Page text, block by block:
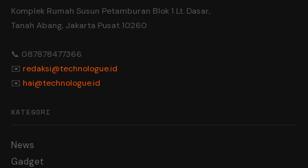
Komplek Rumah Susun Petamburan Blok 1 Lt. Dasar,
Tanah Abang, Jakarta Pusat 10260
📞 087878477366
✉️ redaksi@technologue.id
✉️ hai@technologue.id
KATEGORI
News
Gadget